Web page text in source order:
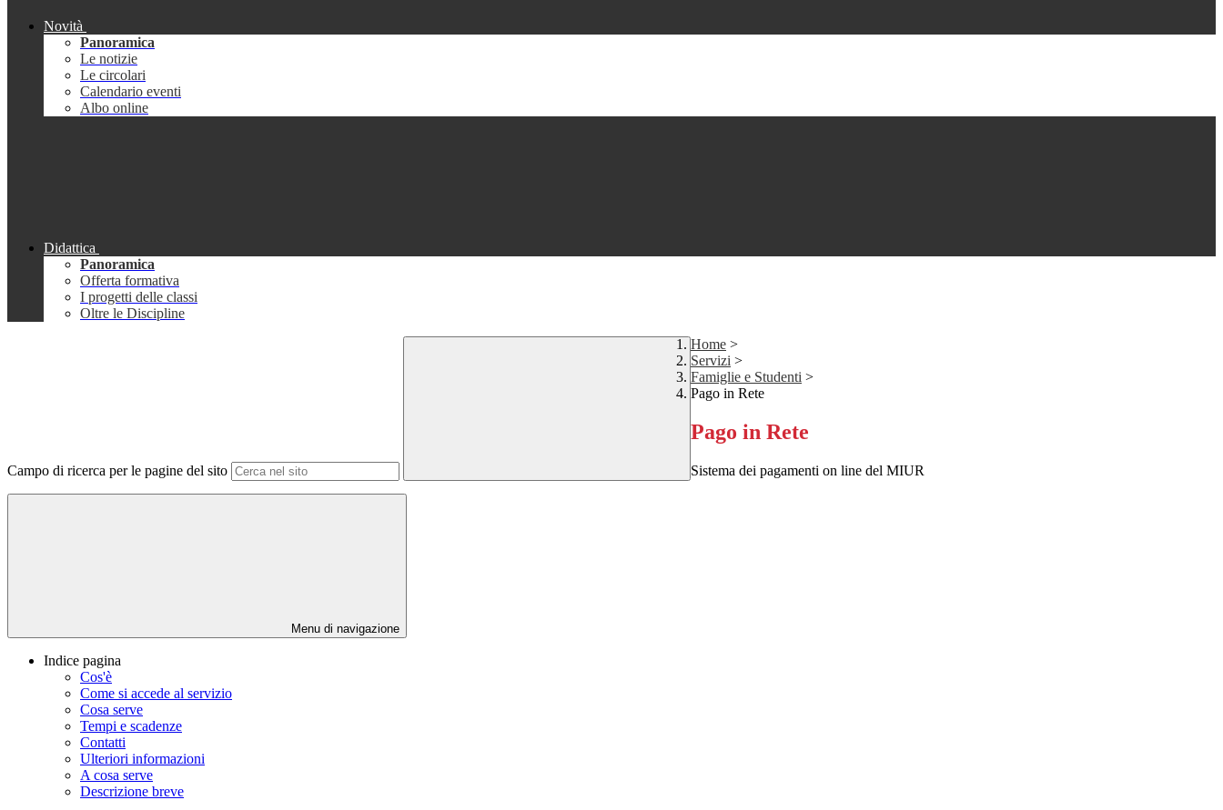
Novità
Panoramica
Le notizie
Le circolari
Calendario eventi
Albo online
Didattica
Panoramica
Offerta formativa
I progetti delle classi
Oltre le Discipline
Campo di ricerca per le pagine del sito
Home >
Servizi >
Famiglie e Studenti >
Pago in Rete
Pago in Rete
Sistema dei pagamenti on line del MIUR
Menu di navigazione
Indice pagina
Cos'è
Come si accede al servizio
Cosa serve
Tempi e scadenze
Contatti
Ulteriori informazioni
A cosa serve
Descrizione breve